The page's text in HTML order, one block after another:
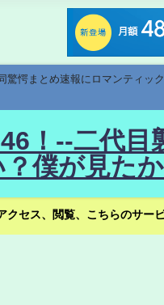
驚愕まとめ速報にロマンティ
！--二代目
僕が見た
クセス、閲覧、こちらのサ